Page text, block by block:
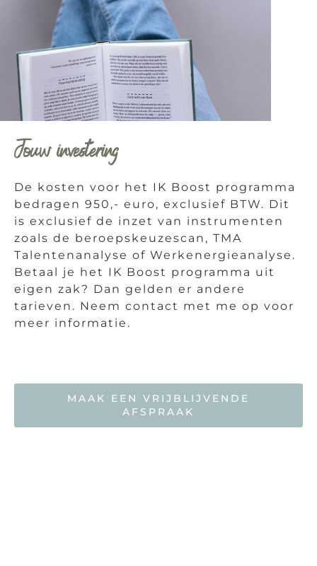
Jouw investering
De kosten voor het IK Boost programma
bedragen 950,- euro, exclusief BTW. Dit
is exclusief de inzet van instrumenten
zoals de beroepskeuzescan, TMA
Talentenanalyse of Werkenergieanalyse.
Betaal je het IK Boost programma uit
eigen zak? Dan gelden er andere
tarieven. Neem contact met me op voor
meer informatie.
MAAK EEN VRIJBLIJVENDE
AFSPRAAK